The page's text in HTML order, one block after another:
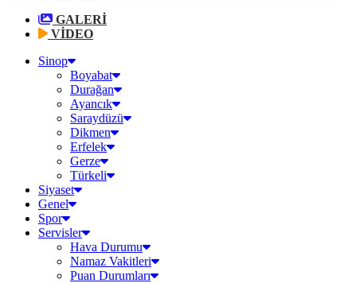
GALERİ
VİDEO
Sinop
Boyabat
Durağan
Ayancık
Saraydüzü
Dikmen
Erfelek
Gerze
Türkeli
Siyaset
Genel
Spor
Servisler
Hava Durumu
Namaz Vakitleri
Puan Durumları